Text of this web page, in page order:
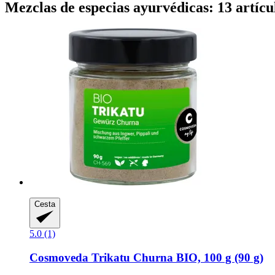
Mezclas de especias ayurvédicas: 13
Cesta
5.0 (1)
Cosmoveda Trikatu Churna BIO, 100 g (90 g)